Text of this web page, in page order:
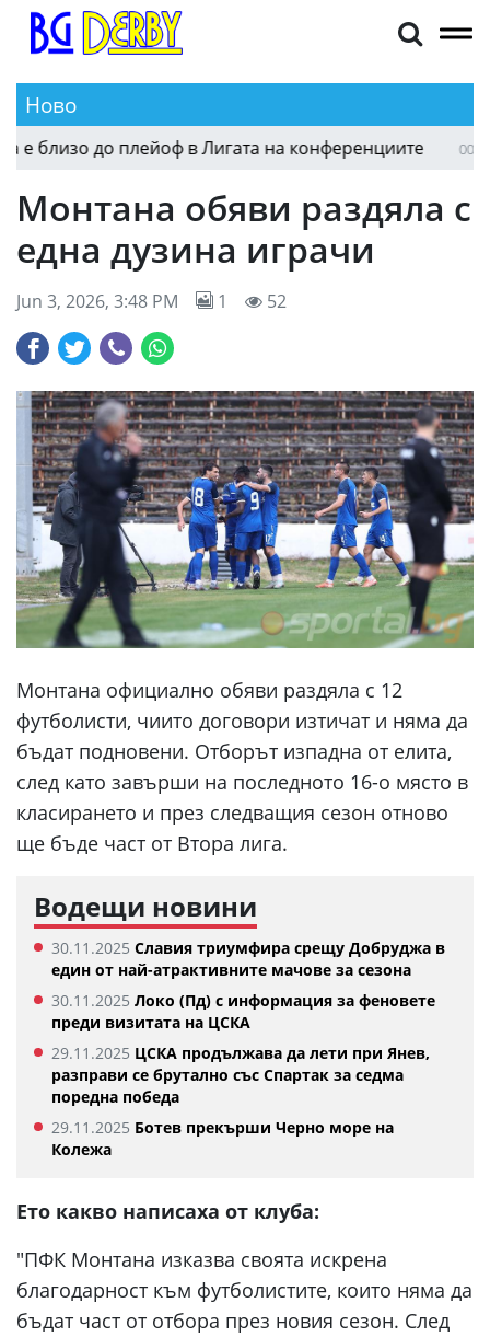
Ново
до плейоф в Лигата на конференциите
Монтана обяви раздяла с
една дузина играчи
Jun 3, 2026, 3:48 PM 1 52
Монтана официално обяви раздяла с 12
футболисти, чиито договори изтичат и няма да
бъдат подновени. Отборът изпадна от елита,
след като завърши на последното 16-о място в
класирането и през следващия сезон отново
ще бъде част от Втора лига.
Водещи новини
30.11.2025 Славия триумфира срещу Добруджа в
един от най-атрактивните мачове за сезона
30.11.2025 Локо (Пд) с информация за феновете
преди визитата на ЦСКА
29.11.2025 ЦСКА продължава да лети при Янев,
разправи се брутално със Спартак за седма
поредна победа
29.11.2025 Ботев прекърши Черно море на
Колежа
Ето какво написаха от клуба:
"ПФК Монтана изказва своята искрена
благодарност към футболистите, които няма да
бъдат част от отбора през новия сезон. След